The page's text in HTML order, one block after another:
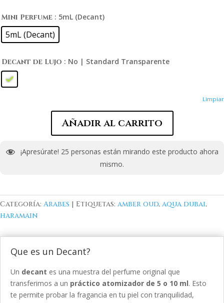
Mini Perfume : 5mL (Decant)
5mL (Decant)
Decant de Lujo : No | Standard Transparente
Limpiar
Añadir al carrito
¡Apresúrate! 25 personas están mirando este producto ahora
mismo.
Categoría: Arabes Etiquetas: amber oud, aqua dubai,
haramain
Que es un Decant?
Un decant es una muestra del perfume original que
transferimos a un práctico atomizador de 5 o 10 ml. Esto
te permite probar la fragancia en tu piel con tranquilidad,